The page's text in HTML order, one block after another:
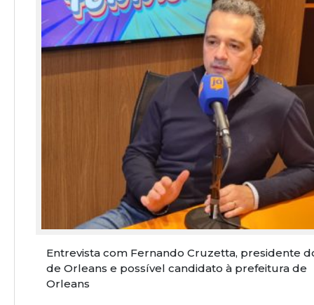
Entrevista com Fernando Cruzetta, presidente
de Orleans e possível candidato à prefeitura de
Orleans